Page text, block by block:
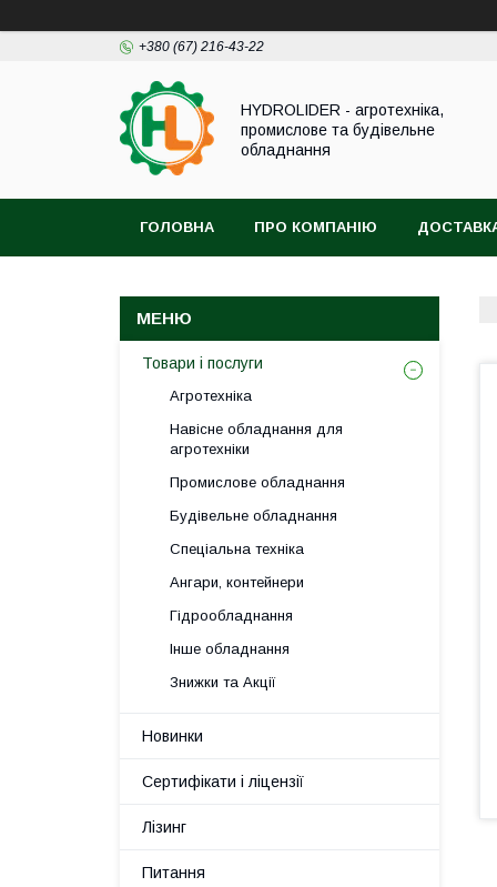
+380 (67) 216-43-22
HYDROLIDER - агротехніка,
промислове та будівельне
обладнання
ГОЛОВНА ПРО КОМПАНІЮ
Товари і послуги
Агротехніка
Навісне обладнання для
агротехніки
Промислове обладнання
Будівельне обладнання
Спеціальна техніка
Ангари, контейнери
Гідрообладнання
Інше обладнання
Знижки та Акції
Новинки
Сертифікати і ліцензії
Лізинг
Питання